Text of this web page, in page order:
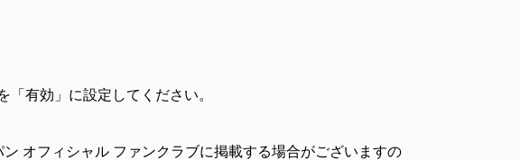
有効」に設定してください。
オフィシャル ファンクラブに掲載する場合がございますの